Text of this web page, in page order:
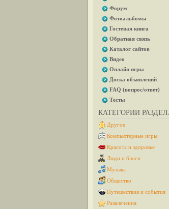
Форум
Фотоальбомы
Гостевая книга
Обратная связь
Каталог сайтов
Видео
Онлайн игры
Доска объявлений
FAQ (вопрос/ответ)
Тесты
КАТЕГОРИИ
Другое
Компьютерные игры
Красота и здоровье
Люди и блоги
Музыка
Общество
Путешествия и события
Развлечения